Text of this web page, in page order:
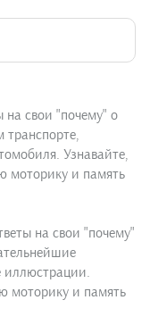
на свои "почему" о
транспорте,
Узнавайте,
моторику и память
на свои "почему"
иллюстрации.
моторику и память